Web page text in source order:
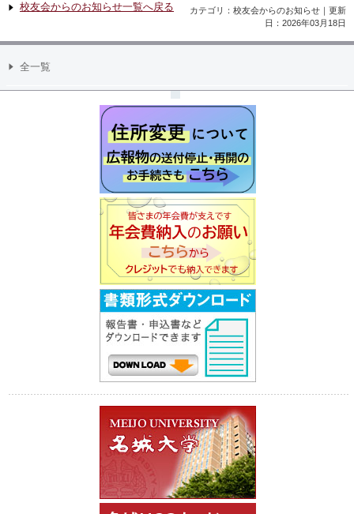
校友会からのお知らせ一覧へ戻る
カテゴリ：校友会からのお知らせ｜更新
日：2026年03月18日
全一覧